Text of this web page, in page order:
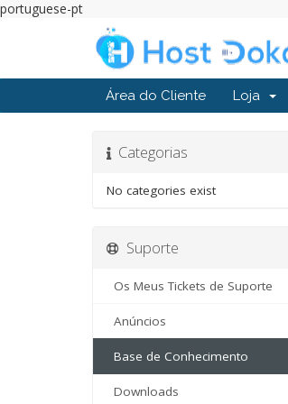
portuguese-pt
Área do Cliente Loja
Categorias
No categories exist
Suporte
Os Meus Tickets de Suporte
Anúncios
Base de Conhecimento
Downloads